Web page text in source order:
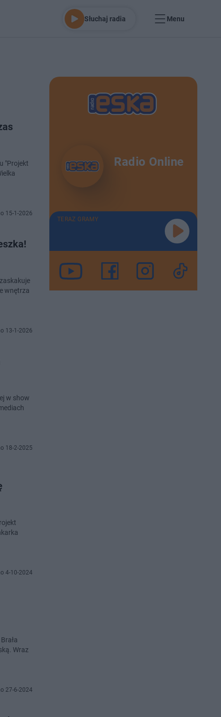
Słuchaj radia Menu
"Projekt
15-1-2026
wnętrza
13-1-2026
w show
18-2-2025
4-10-2024
Wraz
27-6-2024
Radio Online
TERAZ GRAMY